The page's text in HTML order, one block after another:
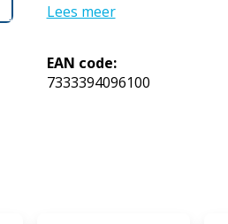
tapijt. Met een
vol zit, geeft de stofzuiger
verwissel je zonder dat er
Lees meer
EAN code:
7333394096100